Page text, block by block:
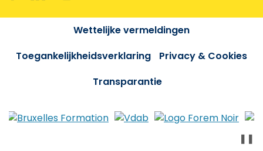
Wettelijke vermeldingen
Toegankelijkheidsverklaring
Privacy & Cookies
Transparantie
❚❚